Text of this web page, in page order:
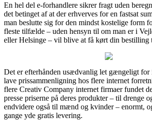
En hel del e-forhandlere sikrer fragt uden
det betinget af at der erhverves for en fastsat
man beslutte sig for den mindst kostelige form
fleste tilfælde – uden hensyn til om man er i
eller Helsinge – vil blive at få kørt din bestilling
Det er efterhånden usædvanlig let gængeligt for
lave prissammenligning hos flere internet
flere Creativ Company internet firmaer fundet
presse priserne på deres produkter – til drenge
endvidere også til mænd og kvinder – enormt,
gange yde gratis levering.